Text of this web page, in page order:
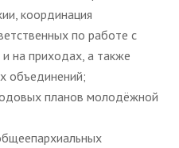
координация
по работе с
на приходах, а также
объединений;
планов молодёжной